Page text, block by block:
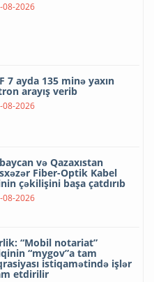
08-2026
7 ayda 135 minə yaxın
arayış verib
08-2026
və Qazaxıstan
Fiber-Optik Kabel
çəkilişini başa çatdırıb
08-2026
“Mobil notariat”
“mygov”a tam
istiqamətində işlər
etdirilir